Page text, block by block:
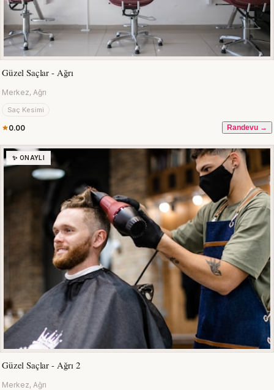
Güzel Saçlar - Ağrı
Merkez, Ağrı
Saç Kesimi
0.00 Randevu →
✨ ONAYLI
Güzel Saçlar - Ağrı 2
Merkez, Ağrı